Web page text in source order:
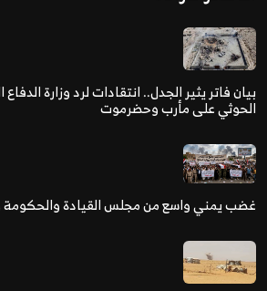
بيان فاتر يثير الجدل.. انتقادات لرد وزارة
الحوثي على مأرب وحضرموت
غضب يمني واسع من مجلس القيادة والحكومة